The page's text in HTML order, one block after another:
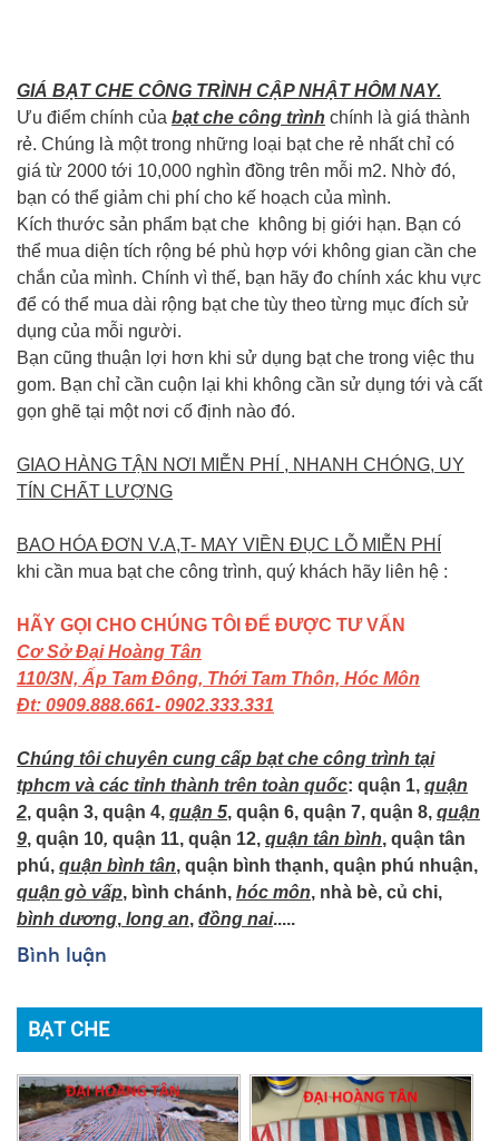
GIÁ BẠT CHE CÔNG TRÌNH CẬP NHẬT HÔM NAY.
Ưu điểm chính của bạt che công trình chính là giá thành
rẻ. Chúng là một trong những loại bạt che rẻ nhất chỉ có
giá từ 2000 tới 10,000 nghìn đồng trên mỗi m2. Nhờ đó,
bạn có thể giảm chi phí cho kế hoạch của mình.
Kích thước sản phẩm bạt che không bị giới hạn. Bạn có
thể mua diện tích rộng bé phù hợp với không gian cần che
chắn của mình. Chính vì thế, bạn hãy đo chính xác khu vực
để có thể mua dài rộng bạt che tùy theo từng mục đích sử
dụng của mỗi người.
Bạn cũng thuận lợi hơn khi sử dụng bạt che trong việc thu
gom. Bạn chỉ cần cuộn lại khi không cần sử dụng tới và cất
gọn ghẽ tại một nơi cố định nào đó.
GIAO HÀNG TẬN NƠI MIỄN PHÍ , NHANH CHÓNG, UY
TÍN CHẤT LƯỢNG
BAO HÓA ĐƠN V.A,T- MAY VIỀN ĐỤC LỖ MIỄN PHÍ
khi cần mua bạt che công trình, quý khách hãy liên hệ :
HÃY GỌI CHO CHÚNG TÔI ĐỂ ĐƯỢC TƯ VẤN
Cơ Sở Đại Hoàng Tân
110/3N, Ấp Tam Đông, Thới Tam Thôn, Hóc Môn
Đt: 0909.888.661- 0902.333.331
Chúng tôi chuyên cung cấp bạt che công trình tại
tphcm và các tỉnh thành trên toàn quốc: quận 1, quận
2, quận 3, quận 4, quận 5, quận 6, quận 7, quận 8, quận
9, quận 10, quận 11, quận 12, quận tân bình, quận tân
phú, quận bình tân, quận bình thạnh, quận phú nhuận,
quận gò vấp, bình chánh, hóc môn, nhà bè, củ chi,
bình dương, long an, đồng nai.....
Bình luận
BẠT CHE